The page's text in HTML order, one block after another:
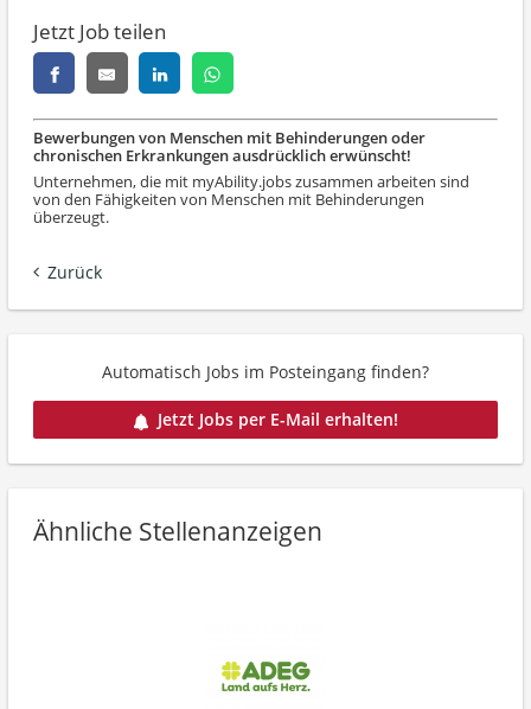
Jetzt Job teilen
Bewerbungen von Menschen mit Behinderungen oder
chronischen Erkrankungen ausdrücklich erwünscht!
Unternehmen, die mit myAbility.jobs zusammen arbeiten sind
von den Fähigkeiten von Menschen mit Behinderungen
überzeugt.
Zurück
Automatisch Jobs im Posteingang finden?
Jetzt Jobs per E-Mail erhalten!
Ähnliche Stellenanzeigen